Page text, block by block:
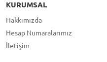
KURUMSAL
Hakkımızda
Hesap Numaralarımız
İletişim